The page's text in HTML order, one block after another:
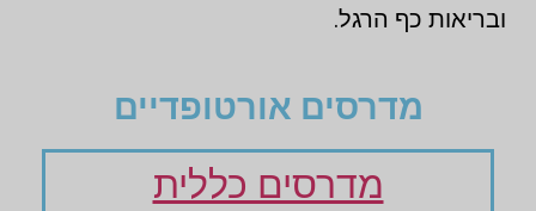
ובריאות כף הרגל.
מדרסים אורטופדיים
מדרסים כללית